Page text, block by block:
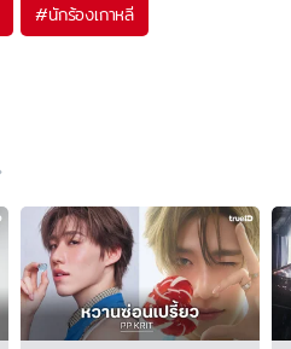
#นักร้องเกาหลี